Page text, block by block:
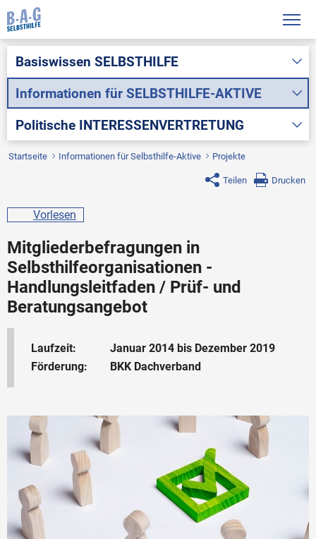
Basiswissen SELBSTHILFE
Informationen für SELBSTHILFE-AKTIVE
Politische INTERESSENVERTRETUNG
Startseite Informationen für Selbsthilfe-Aktive Projekte
Teilen Drucken
Vorlesen
Mitgliederbefragungen in
Selbsthilfeorganisationen -
Handlungsleitfaden / Prüf- und
Beratungsangebot
Laufzeit:
Januar 2014 bis Dezember 2019
Förderung:
BKK Dachverband